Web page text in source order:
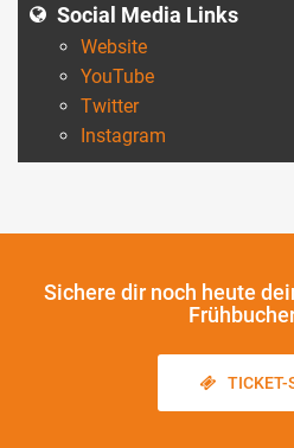
Social Media Links
Website
YouTube
Twitter
Instagram
Sichere dir noch heute
TICKET-